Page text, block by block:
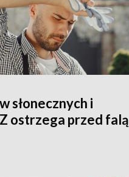
słonecznych i
ostrzega przed falą